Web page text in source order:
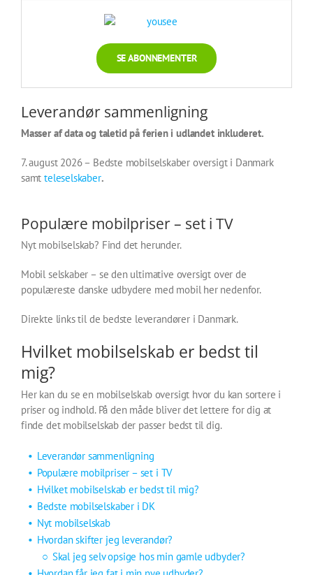
SE ABONNEMENTER
Leverandør sammenligning
Masser af data og taletid på ferien i udlandet inkluderet.
7. august 2026 – Bedste mobilselskaber oversigt i Danmark
samtteleselskaber.
Populære mobilpriser – set i TV
Nyt mobilselskab? Find det herunder.
Mobil selskaber – se den ultimative oversigt over de
populæreste danske udbydere med mobil her nedenfor.
Direkte links til de bedste leverandører i Danmark.
Hvilket mobilselskab er bedst til
mig?
Her kan du se en mobilselskab oversigt hvor du kan sortere i
priser og indhold. På den måde bliver det lettere for dig at
finde det mobilselskab der passer bedst til dig.
Leverandør sammenligning
Populære mobilpriser – set i TV
Hvilket mobilselskab er bedst til mig?
Bedste mobilselskaber i DK
Nyt mobilselskab
Hvordan skifter jeg leverandør?
Skal jeg selv opsige hos min gamle udbyder?